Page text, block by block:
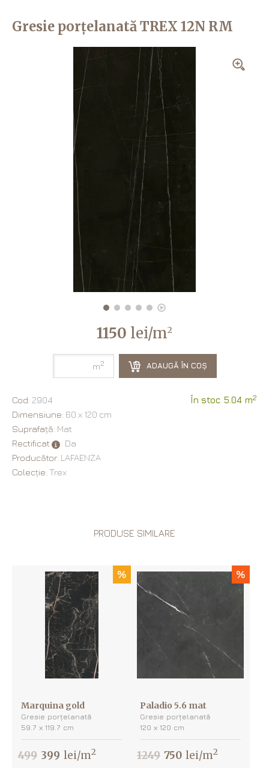
Gresie porțelanată TREX 12N RM
1150 lei/m2
m2 ADAUGĂ ÎN COȘ
Cod: 2904 În stoc 5.04 m2
Dimensiune: 60 х 120 cm
Suprafață: Mat
Rectificat
: Da
Producător: LAFAENZA
Colecție: Trex
PRODUSE SIMILARE
%
Marquina gold
Gresie porțelanată
59.7 х 119.7 cm
499 399 lei/m2
%
Paladio 5.6 mat
Gresie porțelanată
120 х 120 cm
1249 750 lei/m2